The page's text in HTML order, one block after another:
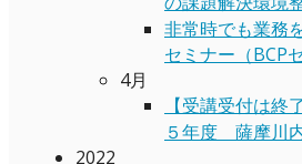
非常時でも業務
セミナー（BCP
4月
【受講受付は終
５年度 薩摩川
2022